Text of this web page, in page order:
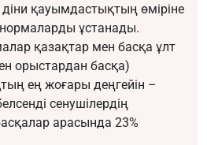
қауымдастықтың өміріне
ұстанады.
қазақтар мен басқа ұлт
орыстардан басқа)
ең жоғары деңгейін –
сенушілердің
арасында 23%